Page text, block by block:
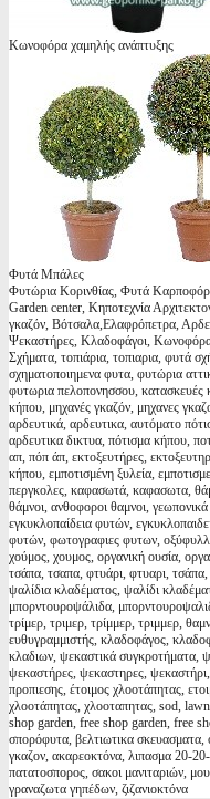
Κωνοφόρα χαμηλής ανάπτυξης
Φυτά Μπάλες
Φυτώρια Κορινθίας, Φυτά
Garden center, Κηποτεχνία
γκαζόν, Βότσαλα,Ελαφρόπετρα,
Ψεκαστήρες, Κλαδοφάγοι,
Σχήματα, τοπιάρια, τοπιαρια, φυτά
σχηματοποιημενα φυτα, φυτώρια
φυτωρια πελοπονησσου,
κήπου, μηχανές γκαζόν, μηχανες
αρδευτικά, αρδευτικα, αυτόματο
αρδευτικα δικτυα, πότισμα κήπου,
απ, πόπ άπ, εκτοξευτήρες,
κήπου, εμποτισμένη ξυλεία,
περγκολες, καφασωτά, καφασωτα,
θάμνοι, ανθοφοροι θαμνοι,
εγκυκλοπαίδεια φυτών,
φυτών, φωτογραφιες φυτων,
χούμος, χουμος, οργανική ουσία,
τσάπα, τσαπα, φτυάρι, φτυαρι,
ψαλίδια κλαδέματος, ψαλίδι
μπορντουροψάλιδα,
τρίμερ, τριμερ, τρίμμερ, τριμμερ,
ευθυγραμμιστής, κλαδοφάγος,
κλαδιων, ψεκαστικά συγκροτήματα,
ψεκαστήρες, ψεκαστηρες,
προπιεσης, έτοιμος χλοοτάπητας,
χλοοτάπητας, χλοοταπητας, sod,
shop garden, free shop garden, free
σπορόφυτα, βελτιωτικα
γκαζον, ακαρεοκτόνα, λιπασμα 20-
πατατοσπορος, σακοι μανιταριών,
γραναζωτα γηπέδων, ζιζανιοκτόνα